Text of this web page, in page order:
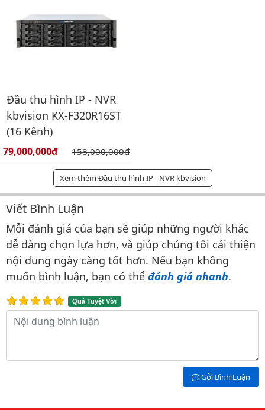
Đầu thu hình IP - NVR
kbvision KX-F320R16ST
(16 Kênh)
Giá bán:
79,000,000đ Giá gốc:
158,000,000đ
Xem thêm Đầu thu hình IP - NVR kbvision
Bình luận & Đánh giá
Viết Bình Luận
Mỗi đánh giá của bạn sẽ giúp những người khác
dễ dàng chọn lựa hơn, và giúp chúng tôi cải thiện
nội dung ngày càng tốt hơn. Nếu bạn không
muốn bình luận, bạn có thể đánh giá nhanh.
Quá Tuyệt Vời
Nội dung bình luận
Gởi Bình Luận